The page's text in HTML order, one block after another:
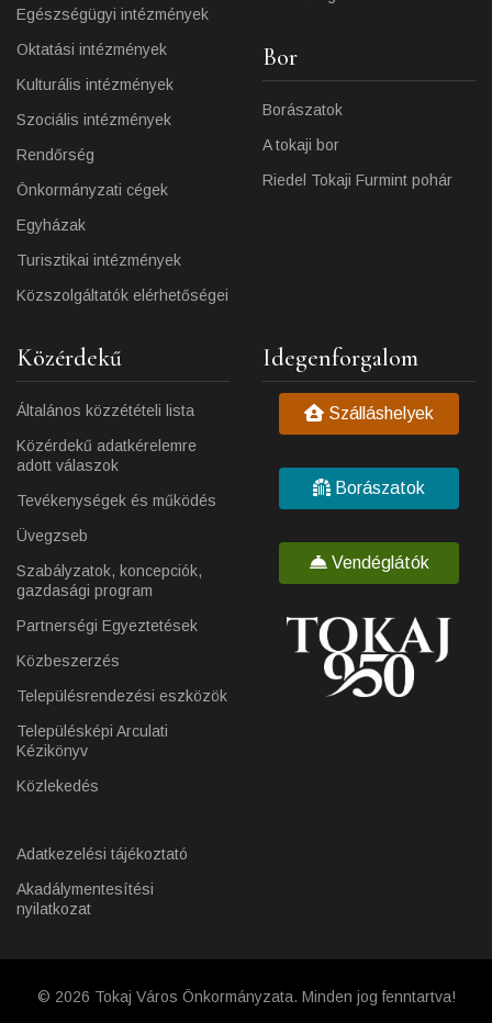
Egészségügyi intézmények
Oktatási intézmények
Kulturális intézmények
Szociális intézmények
Rendőrség
Önkormányzati cégek
Egyházak
Turisztikai intézmények
Közszolgáltatók elérhetőségei
Bor
Borászatok
A tokaji bor
Riedel Tokaji Furmint pohár
Közérdekű
Általános közzétételi lista
Közérdekű adatkérelemre
adott válaszok
Tevékenységek és működés
Üvegzseb
Szabályzatok, koncepciók,
gazdasági program
Partnerségi Egyeztetések
Közbeszerzés
Településrendezési eszközök
Településképi Arculati
Kézikönyv
Közlekedés
Adatkezelési tájékoztató
Akadálymentesítési
nyilatkozat
Idegenforgalom
Szálláshelyek
Borászatok
Vendéglátók
© 2026 Tokaj Város Önkormányzata. Minden jog fenntartva!